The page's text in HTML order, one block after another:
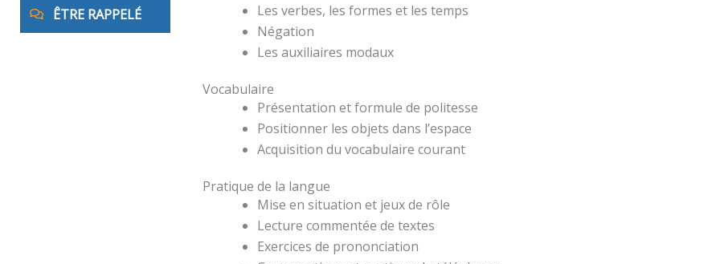
ÊTRE RAPPELÉ
Les verbes, les formes et les temps
Négation
Les auxiliaires modaux
Vocabulaire
Présentation et formule de politesse
Positionner les objets dans l’espace
Acquisition du vocabulaire courant
Pratique de la langue
Mise en situation et jeux de rôle
Lecture commentée de textes
Exercices de prononciation